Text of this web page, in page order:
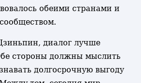
обеими странами и
диалог лучше
стороны должны мыслить
долгосрочную выгоду